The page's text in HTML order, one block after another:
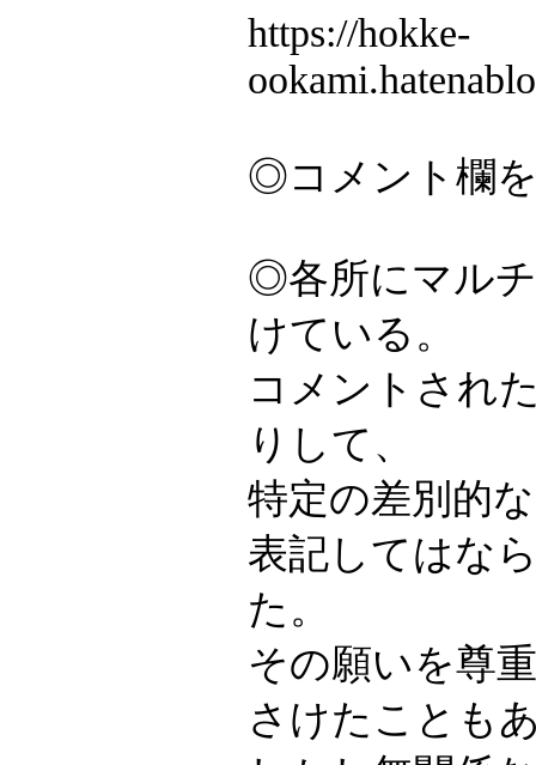
https://hokke-
◎コメント欄
◎各所にマル
けている。
コメントされ
りして、
特定の差別的
表記してはな
た。
その願いを尊
さけたことも